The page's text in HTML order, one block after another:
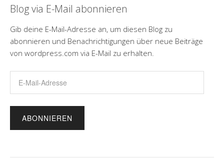
Blog via E-Mail abonnieren
Gib deine E-Mail-Adresse an, um diesen Blog zu
abonnieren und Benachrichtigungen über neue Beiträge
von wordpress.com via E-Mail zu erhalten.
Mail-